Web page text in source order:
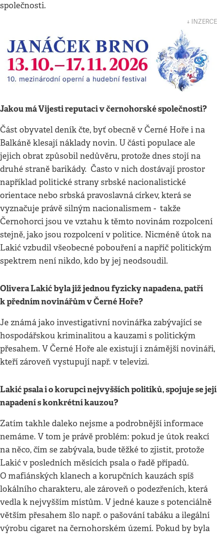
společnosti.
↓ INZERCE
Jakou má Vijesti reputaci v černohorské společnosti?
Část obyvatel deník čte, byť obecně v Černé Hoře i na
Balkáně klesají náklady novin. U části populace ale
jejich obrat způsobil nedůvěru, protože dnes stojí na
druhé straně barikády. Často v nich dostávají prostor
například politické strany srbské nacionalistické
orientace nebo srbská pravoslavná církev, která se
vyznačuje právě silným nacionalismem - takže
Černohorci jsou ve vztahu k těmto novinám rozpolcení
stejně, jako jsou rozpolcení v politice. Nicméně útok na
Lakić vzbudil všeobecné pobouření a napříč politickým
spektrem není nikdo, kdo by jej neodsoudil.
Olivera Lakić byla již jednou fyzicky napadena, patří
k předním novinářům v Černé Hoře?
Je známá jako investigativní novinářka zabývající se
hospodářskou kriminalitou a kauzami s politickým
přesahem. V Černé Hoře ale existují i známější novináři,
kteří zároveň vystupují např. v televizi.
Lakić psala i o korupci nejvyšších politiků, spojuje se její
napadení s konkrétní kauzou?
Zatím takhle daleko nejsme a podrobnější informace
nemáme. V tom je právě problém: pokud je útok reakcí
na něco, čím se zabývala, bude těžké to zjistit, protože
Lakić v posledních měsících psala o řadě případů.
O mafiánských klanech a korupčních kauzách spíš
lokálního charakteru, ale zároveň o podezřeních, která
vedla k nejvyšším místům. V jedné kauze s potenciálně
větším přesahem šlo např. o pašování tabáku a ilegální
výrobu cigaret na černohorském území. Pokud by byla